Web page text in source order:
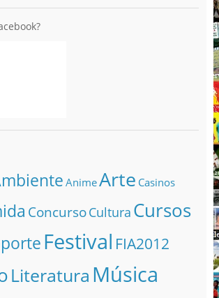
AnimeArte Casinos
ConcursoCultura Cursos
Festival FIA2012
Literatura Música